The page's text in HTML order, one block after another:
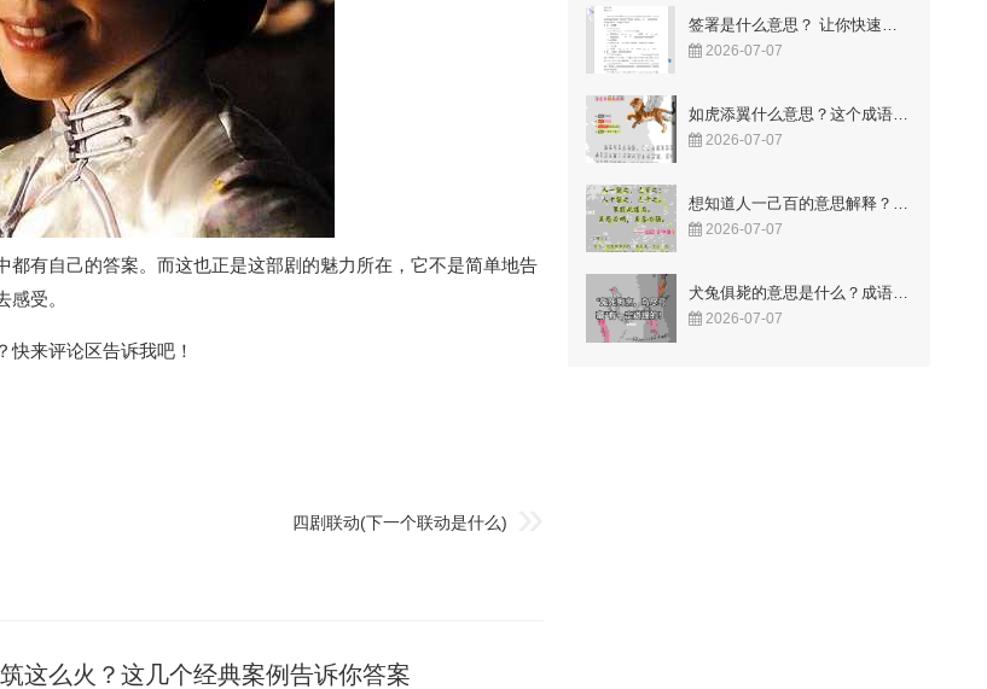
有自己的答案。而这也正是这部剧的魅力所在，它不是简单地告
受。
快来评论区告诉我吧！
四剧联动(下一个联动是什么)
这么火？这几个经典案例告诉你答案
2026-07-07
2026-07-07
想知道人一己百的意思解释？这几点让你一看就懂！
2026-07-07
犬兔俱毙的意思是什么？成语故事告诉你答案！
2026-07-07